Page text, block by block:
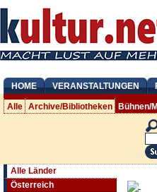
HOME VERANSTALTUNGEN
Alle Archive/Bibliotheken Bühnen/
Alle Länder
Österreich